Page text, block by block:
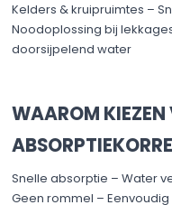
Kelders & kruipruimtes –
Noodoplossing bij
doorsijpelend water
WAAROM
Snelle absorptie – Water
Geen rommel –